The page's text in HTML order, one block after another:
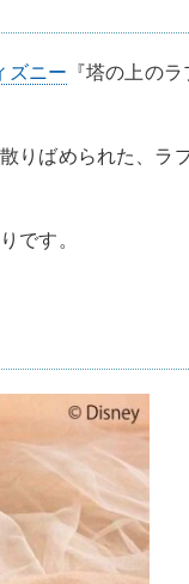
ズニー 『塔の上のラ
りばめられた、ラ
です。